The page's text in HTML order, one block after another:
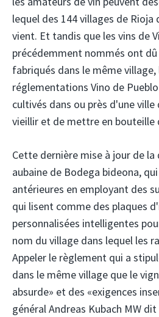
lequel des 144 villages de
vient. Et tandis que les vins de
précédemment nommés ont
fabriqués dans le même
réglementations Vino de
cultivés dans ou près d'une
vieillir et de mettre en bouteille
Cette dernière mise à jour de
aubaine de Bodega bideona,
antérieures en employant des
qui lisent comme des plaques
personnalisées intelligentes
nom du village dans lequel les
Appeler le règlement qui a
dans le même village que le
absurde» et des «exigences
général Andreas Kubach MW